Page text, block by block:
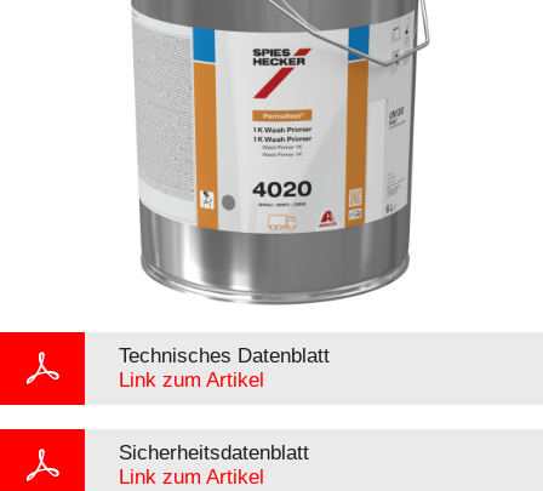
Technisches Datenblatt
Link zum Artikel
Sicherheitsdatenblatt
Link zum Artikel